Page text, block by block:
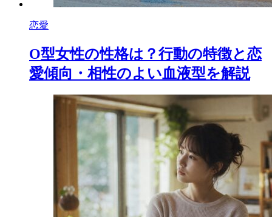
恋愛
O型女性の性格は？行動の特徴と恋
愛傾向・相性のよい血液型を解説